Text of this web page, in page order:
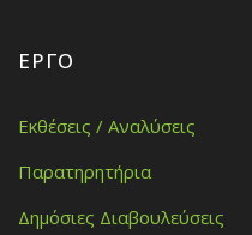
ΈΡΓΟ
Εκθέσεις / Αναλύσεις
Παρατηρητήρια
Δημόσιες Διαβουλεύσεις